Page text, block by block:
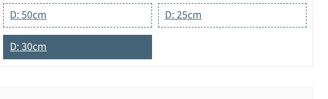
D: 50cm
D: 25cm
D: 30cm